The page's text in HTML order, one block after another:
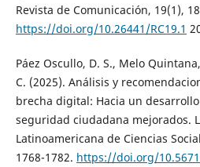
Revista de Comunicación, 19(1),
https://doi.org/10.26441/RC19.1
Páez Oscullo, D. S., Melo
C. (2025). Análisis y
brecha digital: Hacia un
seguridad ciudadana mejorados.
Latinoamericana de Ciencias
1768-1782. https://doi.org/